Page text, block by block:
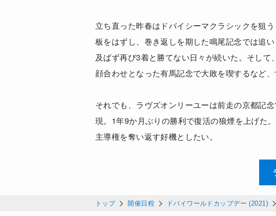
立ち直った昨春はドバイシーマクラシックを狙
板をはずし、巻き返しを期した鳴尾記念では追
及ばず再び3着と勝てない日々が続いた。そし
顔合わせとなった有馬記念で大敗を喫するなど
それでも、ラヴズオンリーユーは前走の京都記
現。1年9か月ぶりの勝利で復活の狼煙を上げた
主導権を奪い返す好機としたい。
トップ 開催日程 ドバイワールドカップデー (2021)